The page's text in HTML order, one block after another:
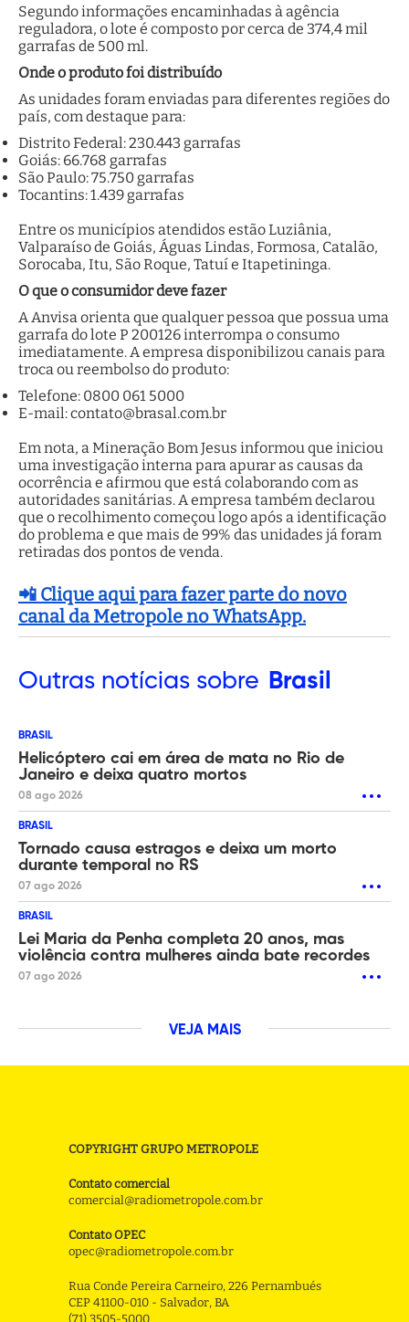
Segundo informações encaminhadas à agência
reguladora, o lote é composto por cerca de 374,4 mil
garrafas de 500 ml.
Onde o produto foi distribuído
As unidades foram enviadas para diferentes regiões do
país, com destaque para:
Distrito Federal: 230.443 garrafas
Goiás: 66.768 garrafas
São Paulo: 75.750 garrafas
Tocantins: 1.439 garrafas
Entre os municípios atendidos estão Luziânia,
Valparaíso de Goiás, Águas Lindas, Formosa, Catalão,
Sorocaba, Itu, São Roque, Tatuí e Itapetininga.
O que o consumidor deve fazer
A Anvisa orienta que qualquer pessoa que possua uma
garrafa do lote P 200126 interrompa o consumo
imediatamente. A empresa disponibilizou canais para
troca ou reembolso do produto:
Telefone: 0800 061 5000
E-mail: contato@brasal.com.br
Em nota, a Mineração Bom Jesus informou que iniciou
uma investigação interna para apurar as causas da
ocorrência e afirmou que está colaborando com as
autoridades sanitárias. A empresa também declarou
que o recolhimento começou logo após a identificação
do problema e que mais de 99% das unidades já foram
retiradas dos pontos de venda.
📲 Clique aqui para fazer parte do novo
canal da Metropole no WhatsApp.
Outras notícias sobre Brasil
BRASIL
Helicóptero cai em área de mata no Rio de
Janeiro e deixa quatro mortos
08 ago 2026
BRASIL
Tornado causa estragos e deixa um morto
durante temporal no RS
07 ago 2026
BRASIL
Lei Maria da Penha completa 20 anos, mas
violência contra mulheres ainda bate recordes
07 ago 2026
VEJA MAIS
COPYRIGHT GRUPO METROPOLE
Contato comercial
comercial@radiometropole.com.br
Contato OPEC
opec@radiometropole.com.br
Rua Conde Pereira Carneiro, 226 Pernambués
CEP 41100-010 - Salvador, BA
(71) 3505-5000